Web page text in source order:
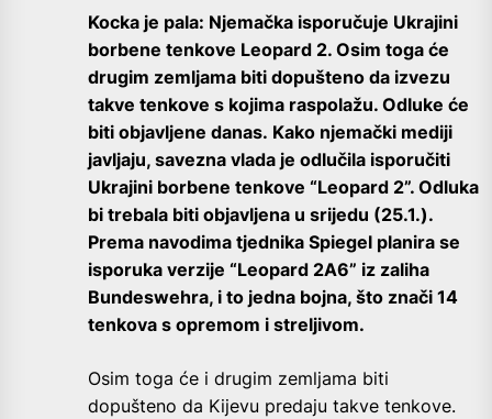
Kocka je pala: Njemačka isporučuje Ukrajini
borbene tenkove Leopard 2. Osim toga će
drugim zemljama biti dopušteno da izvezu
takve tenkove s kojima raspolažu. Odluke će
biti objavljene danas. Kako njemački mediji
javljaju, savezna vlada je odlučila isporučiti
Ukrajini borbene tenkove “Leopard 2”. Odluka
bi trebala biti objavljena u srijedu (25.1.).
Prema navodima tjednika Spiegel planira se
isporuka verzije “Leopard 2A6” iz zaliha
Bundeswehra, i to jedna bojna, što znači 14
tenkova s opremom i streljivom.
Osim toga će i drugim zemljama biti
dopušteno da Kijevu predaju takve tenkove.